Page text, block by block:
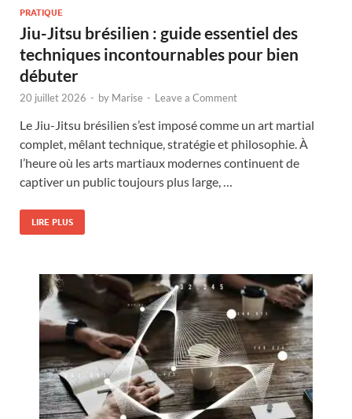
PRATIQUE
Jiu-Jitsu brésilien : guide essentiel des
techniques incontournables pour bien
débuter
20 juillet 2026 - by Marise - Leave a Comment
Le Jiu-Jitsu brésilien s’est imposé comme un art martial
complet, mêlant technique, stratégie et philosophie. À
l’heure où les arts martiaux modernes continuent de
captiver un public toujours plus large, …
LIRE PLUS